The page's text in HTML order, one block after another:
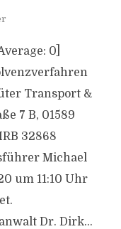
0]
Transport &
7 B, 01589
32868
Michael
um 11:10 Uhr
Dr. Dirk...